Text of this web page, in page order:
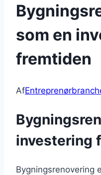
som en
fremtiden
Af
investering
Bygningsrenovering